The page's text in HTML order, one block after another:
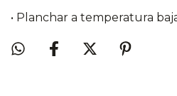
• Planchar a temperatura